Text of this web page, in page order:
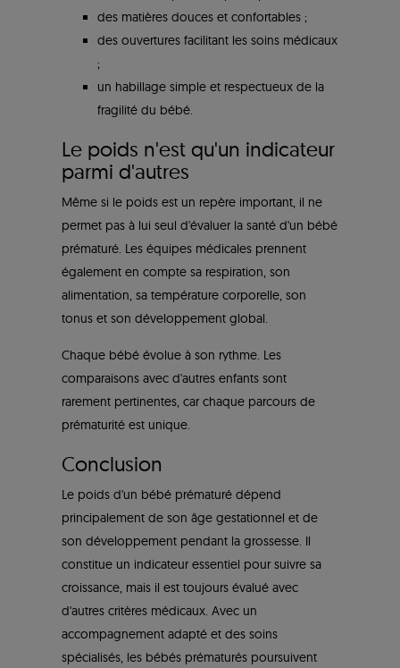
des matières douces et confortables ;
des ouvertures facilitant les soins médicaux
;
un habillage simple et respectueux de la
fragilité du bébé.
Le poids n'est qu'un indicateur
parmi d'autres
Même si le poids est un repère important, il ne
permet pas à lui seul d'évaluer la santé d'un bébé
prématuré. Les équipes médicales prennent
également en compte sa respiration, son
alimentation, sa température corporelle, son
tonus et son développement global.
Chaque bébé évolue à son rythme. Les
comparaisons avec d'autres enfants sont
rarement pertinentes, car chaque parcours de
prématurité est unique.
Conclusion
Le poids d'un bébé prématuré dépend
principalement de son âge gestationnel et de
son développement pendant la grossesse. Il
constitue un indicateur essentiel pour suivre sa
croissance, mais il est toujours évalué avec
d'autres critères médicaux. Avec un
accompagnement adapté et des soins
spécialisés, les bébés prématurés poursuivent